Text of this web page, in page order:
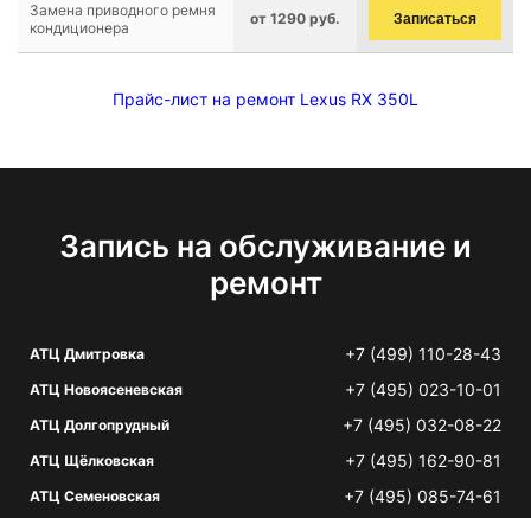
Замена приводного ремня
кондиционера
от 1290 руб. Записаться
Прайс-лист на ремонт Lexus RX 350L
Запись на обслуживание и
ремонт
АТЦ Дмитровка +7 (499) 110-28-43
АТЦ Новоясеневская +7 (495) 023-10-01
АТЦ Долгопрудный +7 (495) 032-08-22
АТЦ Щёлковская +7 (495) 162-90-81
АТЦ Семеновская +7 (495) 085-74-61